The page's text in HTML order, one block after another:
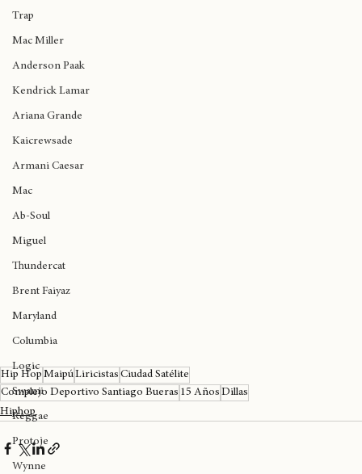
MARIAN
Trap
Mac Miller
Anderson Paak
Kendrick Lamar
Ariana Grande
Kaicrewsade
Armani Caesar
Mac
Ab-Soul
Miguel
Thundercat
Brent Faiyaz
Maryland
Columbia
Logic
Swami
Reggae
Protoje
Hip HopMaipúLiricistasCiudad Satélite
Complejo Deportivo Santiago Bueras